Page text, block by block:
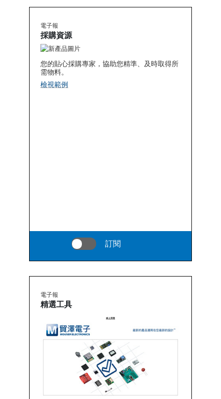
電子報
採購資源
您的貼心採購專家，協助您精準、及時取得所
需物料。
檢視範例
訂閱
電子報
精選工具